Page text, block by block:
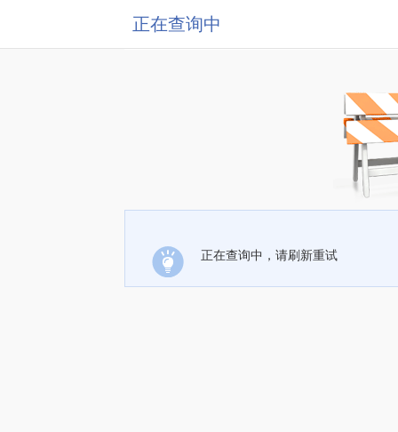
正在查询中
正在查询中，请刷新重试